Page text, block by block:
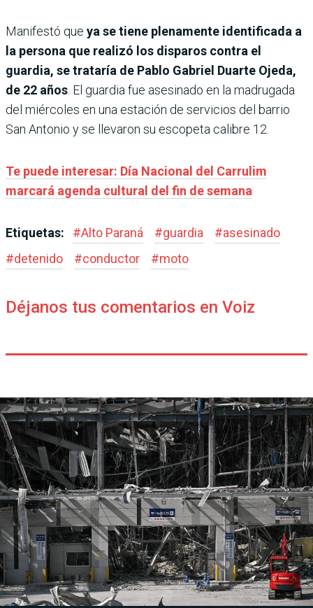
Manifestó que ya se tiene plenamente identificada a
la persona que realizó los disparos contra el
guardia, se trataría de Pablo Gabriel Duarte Ojeda,
de 22 años . El guardia fue asesinado en la madrugada
del miércoles en una estación de servicios del barrio
San Antonio y se llevaron su escopeta calibre 12.
Te puede interesar: Día Nacional del Carrulim
marcará agenda cultural del fin de semana
Etiquetas: #Alto Paraná #guardia #asesinado
#detenido #conductor #moto
Déjanos tus comentarios en Voiz